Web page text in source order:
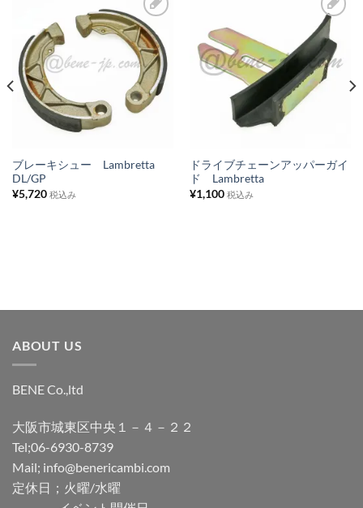
お
気
に
入
り
ス
ブレーキシュー Lambretta
DL/GP
¥5,720 税込み
お
気
に
ス
ドライブチェーンアッパーガイ
ド Lambretta
¥1,100 税込み
ABOUT US
BENE Co.,ltd
大阪市城東区中央１－４－２２
Tel;06-6930-8739
Mail; info@benericambi.com
定休日；火曜/水曜